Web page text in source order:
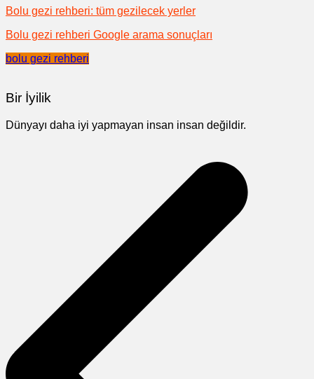
Bolu gezi rehberi: tüm gezilecek yerler
Bolu gezi rehberi Google arama sonuçları
bolu gezi rehberi
Bir İyilik
Dünyayı daha iyi yapmayan insan insan değildir.